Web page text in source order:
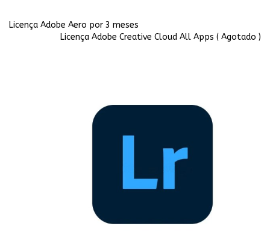
Licença Adobe Aero por 3 meses
Licença Adobe Creative Cloud All Apps ( Agotado )